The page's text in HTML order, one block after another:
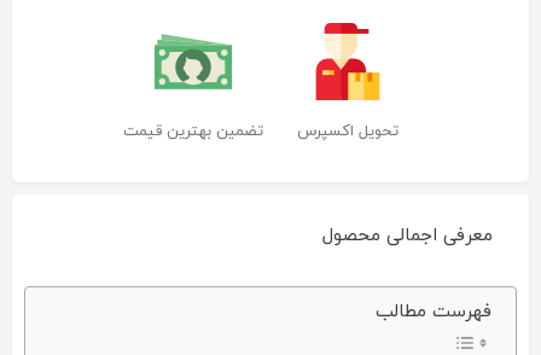
تحویل اکسپرس تضمین بهترین قیمت
معرفی اجمالی محصول
پرینتر
لیزری
M712dn
فهرست مطالب